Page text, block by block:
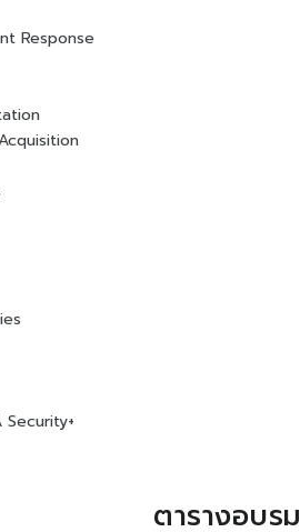
Response
ตารางอบรม